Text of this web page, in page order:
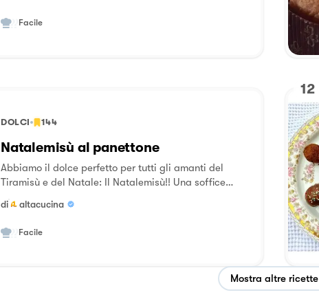
mangiarlo nel divano con la stufa accesa e un bel
Facile
DOLCI 144
Natalemisù al panettone
Abbiamo il dolce perfetto per tutti gli amanti del
Tiramisù e del Natale: Il Natalemisù!! Una soffice
scaglie di cioccolato accompagnata dalla
morbidezza e dal gusto unico del panettone!
di altacucina
Facile
12
Mostra altre ricette